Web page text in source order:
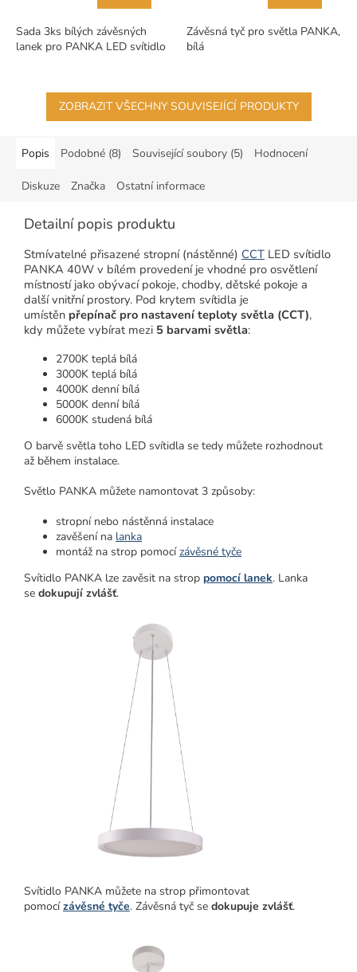
Sada 3ks bílých závěsných
lanek pro PANKA LED svítidlo
Závěsná tyč pro světla PANKA,
bílá
ZOBRAZIT VŠECHNY SOUVISEJÍCÍ PRODUKTY
Popis Podobné (8) Související soubory (5) Hodnocení
Diskuze Značka Ostatní informace
Detailní popis produktu
Stmívatelné přisazené stropní (nástěnné) CCT LED svítidlo
PANKA 40W v bílém provedení je vhodné pro osvětlení
místností jako obývací pokoje, chodby, dětské pokoje a
další vnitřní prostory. Pod krytem svítidla je
umístěn přepínač pro nastavení teploty světla (CCT),
kdy můžete vybírat mezi 5 barvami světla:
2700K teplá bílá
3000K teplá bílá
4000K denní bílá
5000K denní bílá
6000K studená bílá
O barvě světla toho LED svítidla se tedy můžete rozhodnout
až během instalace.
Světlo PANKA můžete namontovat 3 způsoby:
stropní nebo nástěnná instalace
zavěšení na lanka
montáž na strop pomocí závěsné tyče
Svítidlo PANKA lze zavěsit na strop pomocí lanek. Lanka
se dokupují zvlášť.
Svítidlo PANKA můžete na strop přimontovat
pomocí závěsné tyče. Závěsná tyč se dokupuje zvlášť.